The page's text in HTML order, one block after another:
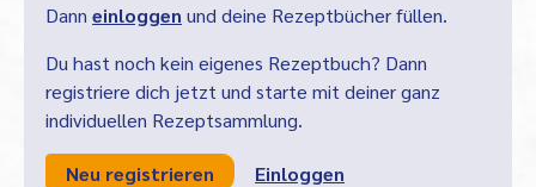
Dann einloggen und deine Rezeptbücher füllen.
Du hast noch kein eigenes Rezeptbuch? Dann
registriere dich jetzt und starte mit deiner ganz
individuellen Rezeptsammlung.
Neu registrieren Einloggen